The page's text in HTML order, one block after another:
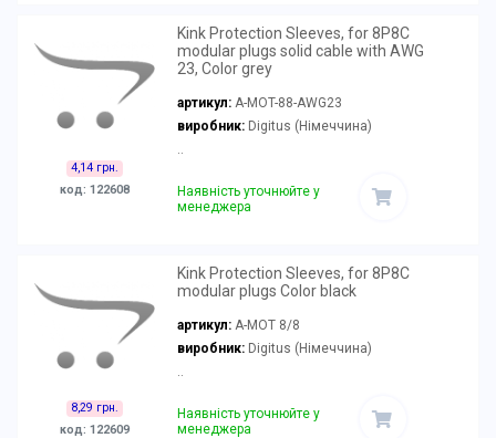
4,14 грн.
код: 122608
Kink Protection Sleeves, for 8P8C
modular plugs solid cable with AWG
23, Color grey
артикул: A-MOT-88-AWG23
виробник:Digitus (Німеччина)
Наявність уточнюйте у
менеджера
8,29 грн.
код: 122609
Kink Protection Sleeves, for 8P8C
modular plugs Color black
артикул: A-MOT 8/8
виробник:Digitus (Німеччина)
Наявність уточнюйте у
менеджера